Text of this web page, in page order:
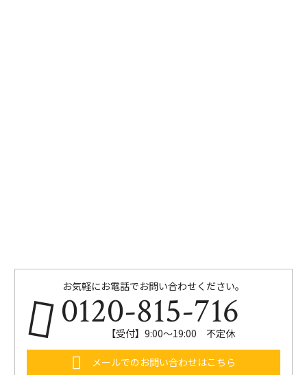
お気軽にお電話でお問い合わせください。
0120-815-716
【受付】9:00～19:00 不定休
メールでのお問い合わせはこちら